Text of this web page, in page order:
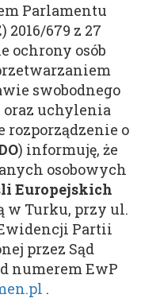
Parlamentu
2016/679 z 27
ochrony osób
swobodnego
uchylenia
rozporządzenie o
) informuję, że
osobowych
Europejskich
w Turku, przy ul.
Partii
przez Sąd
numerem EwP
.